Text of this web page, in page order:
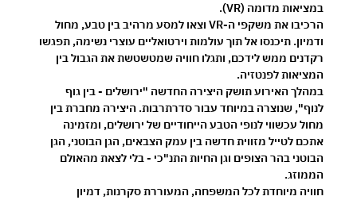
במציאות מדומה (VR).
הרכיבו את משקפי ה-VR וצאו למסע מרהיב בין טבע, מחול
ודמיון. תיכנסו אל תוך עולמות וירטואליים עוצרי נשימה, תפגשו
רקדנים ממש לידכם, ותגלו חוויה שמטשטשת את הגבול בין
המציאות לפנטזיה.
במהלך האירוע תושק היצירה החדשה "ירושלים - בין גוף
לנוף", שנוצרה במיוחד עבור סדרתרבות. היצירה מחברת בין
מחול עכשווי לנופי הטבע הייחודיים של ירושלים, ומזמינה
אתכם לטייל מזווית חדשה בין עמק הצבאים, הגן הבוטני, הגן
הבוטני בהר הצופים וגן החיות התנ"כי - בלי לצאת מהאולם
הממוזג.
חוויה מיוחדת לכל המשפחה, המעוררת סקרנות, דמיון